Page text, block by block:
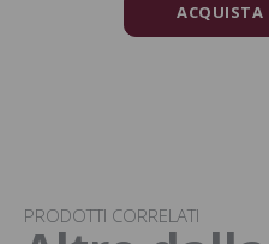
ACQUISTA
PRODOTTI CORRELATI